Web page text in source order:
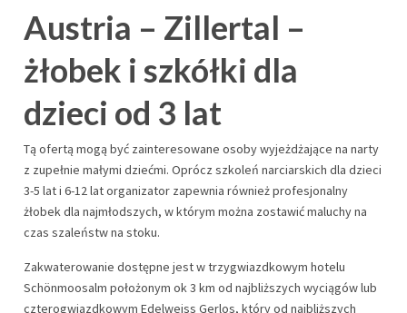
Austria – Zillertal –
żłobek i szkółki dla
dzieci od 3 lat
Tą ofertą mogą być zainteresowane osoby wyjeżdżające na narty
z zupełnie małymi dziećmi. Oprócz szkoleń narciarskich dla dzieci
3-5 lat i 6-12 lat organizator zapewnia również profesjonalny
żłobek dla najmłodszych, w którym można zostawić maluchy na
czas szaleństw na stoku.
Zakwaterowanie dostępne jest w trzygwiazdkowym hotelu
Schönmoosalm położonym ok 3 km od najbliższych wyciągów lub
czterogwiazdkowym Edelweiss Gerlos, który od najbliższych